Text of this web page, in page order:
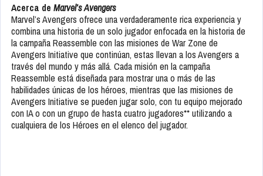
Acerca de Marvel’s Avengers
Marvel’s Avengers ofrece una verdaderamente rica experiencia y
combina una historia de un solo jugador enfocada en la historia de
la campaña Reassemble con las misiones de War Zone de
Avengers Initiative que continúan, estas llevan a los Avengers a
través del mundo y más allá. Cada misión en la campaña
Reassemble está diseñada para mostrar una o más de las
habilidades únicas de los héroes, mientras que las misiones de
Avengers Initiative se pueden jugar solo, con tu equipo mejorado
con IA o con un grupo de hasta cuatro jugadores** utilizando a
cualquiera de los Héroes en el elenco del jugador.